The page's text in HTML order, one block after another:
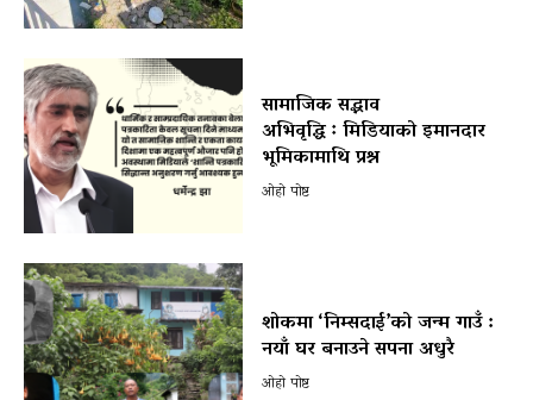
सामाजिक सद्भाव
अभिवृद्धि ः मिडियाको इमानदार
भूमिकामाथि प्रश्न
ओहो पोष्ट
शोकमा ‘निम्सदाई’को जन्म गाउँ :
नयाँ घर बनाउने सपना अधुरै
ओहो पोष्ट